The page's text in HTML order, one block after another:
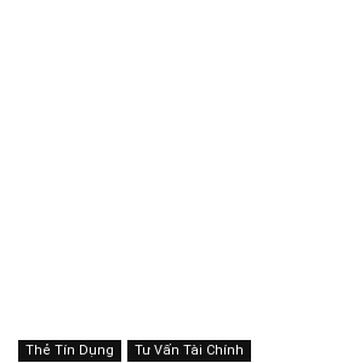
Thẻ Tín Dụng Tư Vấn Tài Chính